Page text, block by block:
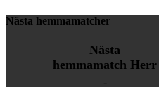
Nästa hemmamatcher
Nästa
hemmamatch Herr
-